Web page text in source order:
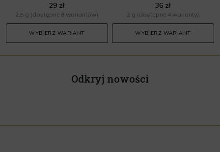
29 zł
2,5 g (dostępne 8 wariantów)
WYBIERZ WARIANT
36 zł
2 g (dostępne 4 warianty)
WYBIERZ WARIANT
Odkryj nowości